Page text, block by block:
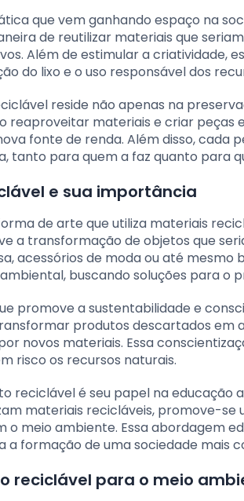
que vem ganhando espaço na
de reutilizar materiais que
Além de estimular a criatividade,
do lixo e o uso responsável dos
reside não apenas na
materiais e criar peças
fonte de renda. Além disso, cada
tanto para quem a faz quanto para
e sua importância
de arte que utiliza materiais
a transformação de objetos que
acessórios de moda ou até mesmo
buscando soluções para o
promove a sustentabilidade e
produtos descartados em
novos materiais. Essa
risco os recursos naturais.
reciclável é seu papel na educação
materiais recicláveis, promove-
o meio ambiente. Essa abordagem
a formação de uma sociedade mais
reciclável para o meio